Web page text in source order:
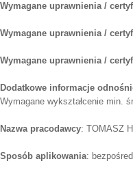
Wymagane uprawnienia /
Wymagane uprawnienia /
Wymagane uprawnienia /
Dodatkowe informacje
Wymagane wykształcenie min.
Nazwa pracodawcy: TOMASZ
Sposób aplikowania: